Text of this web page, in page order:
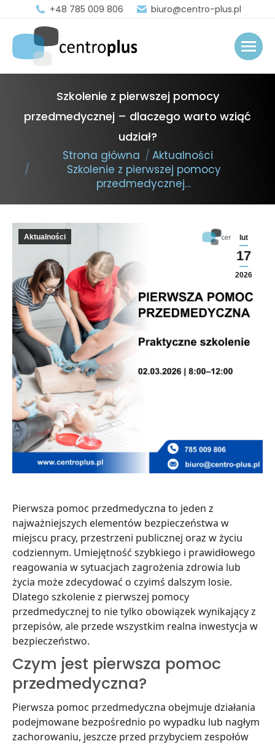
+48 785 009 806 biuro@centro-plus.pl
Szkolenie z pierwszej pomocy
przedmedycznej – dlaczego warto wziąć
udział?
You are here:Strona główna
Aktualności
Szkolenie z pierwszej pomocy
przedmedycznej…
lut
17
2026
Aktualności
Pierwsza pomoc przedmedyczna to jeden z
najważniejszych elementów bezpieczeństwa w
miejscu pracy, przestrzeni publicznej oraz w życiu
codziennym. Umiejętność szybkiego i prawidłowego
reagowania w sytuacjach zagrożenia zdrowia lub
życia może zdecydować o czyimś dalszym losie.
Dlatego szkolenie z pierwszej pomocy
przedmedycznej to nie tylko obowiązek wynikający z
przepisów, ale przede wszystkim realna inwestycja w
bezpieczeństwo.
Czym jest pierwsza pomoc
przedmedyczna?
Pierwsza pomoc przedmedyczna obejmuje działania
podejmowane bezpośrednio po wypadku lub nagłym
zachorowaniu, jeszcze przed przybyciem zespołów